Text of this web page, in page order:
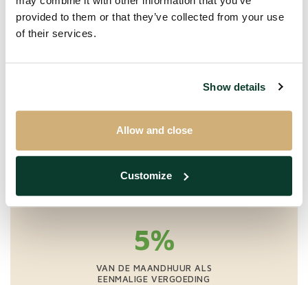
provided to them or that they’ve collected from your use
of their services.
Show details
Allow and close
Customize
Voor huurprijzen boven de € 1.500 vragen wij voor een
losse bemiddeling eenmalig 85% van de maandhuurprijs.
Premium
BASIS + FINANCIEEL BEHEER
5%
VAN DE MAANDHUUR ALS
EENMALIGE VERGOEDING